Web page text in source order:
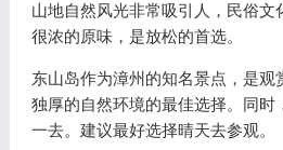
山地自然风光非常吸引人，民俗文
很浓的原味，是放松的首选。
东山岛作为漳州的知名景点，是观
独厚的自然环境的最佳选择。同时
一去。建议最好选择晴天去参观。